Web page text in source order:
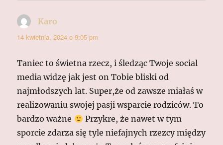
Karo
14 kwietnia, 2024 o 9:05 pm
Taniec to świetna rzecz, i śledząc Twoje social
media widzę jak jest on Tobie bliski od
najmłodszych lat. Super,że od zawsze miałaś w
realizowaniu swojej pasji wsparcie rodziców. To
bardzo ważne
Przykre, że nawet w tym
sporcie zdarza się tyle niefajnych rzezcy między